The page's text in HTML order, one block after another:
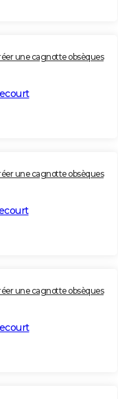
une cagnotte obsèques
une cagnotte obsèques
une cagnotte obsèques